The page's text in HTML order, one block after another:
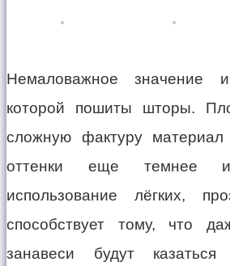
Немаловажное значение
которой пошиты шторы.
сложную фактуру материал
оттенки еще темнее
использование лёгких,
способствует тому, что
занавеси будут